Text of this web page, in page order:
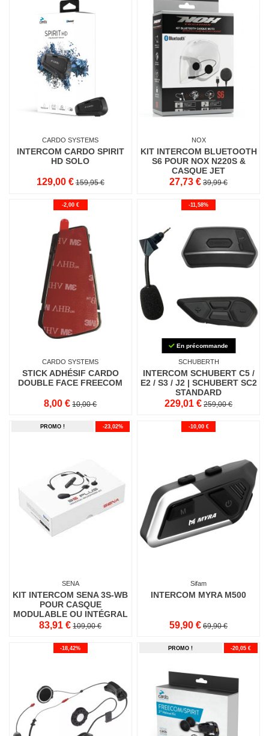
CARDO SYSTEMS
INTERCOM CARDO SPIRIT
HD SOLO
129,00 € 159,95 €
NOX
KIT INTERCOM BLUETOOTH
S6 POUR NOX N220S &
CASQUE JET
27,73 € 39,99 €
-2,00 €
CARDO SYSTEMS
STICK ADHÉSIF CARDO
DOUBLE FACE FREECOM
8,00 € 10,00 €
-11,58%
En précommande
SCHUBERTH
INTERCOM SCHUBERT C5 /
E2 / S3 / J2 | SCHUBERT SC2
STANDARD
229,01 € 259,00 €
PROMO ! -23,02%
SENA
KIT INTERCOM SENA 3S-WB
POUR CASQUE
MODULABLE OU INTÉGRAL
83,91 € 109,00 €
-10,00 €
Sifam
INTERCOM MYRA M500
59,90 € 69,90 €
-18,42% PROMO ! -20,05 €